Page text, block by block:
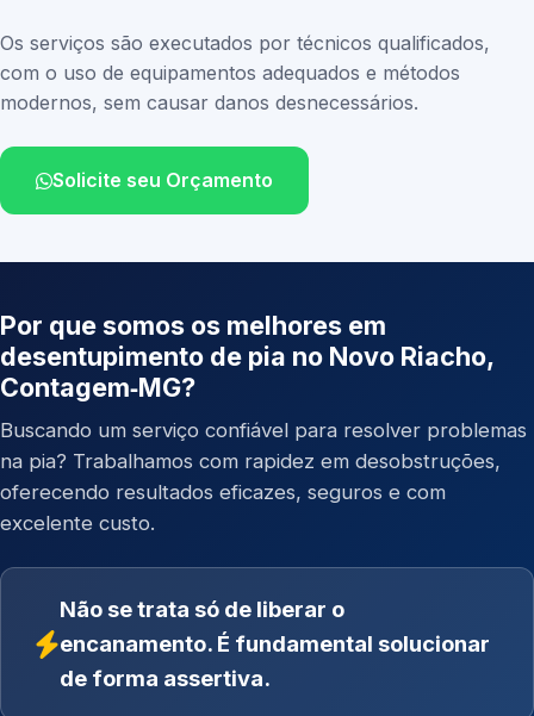
Os serviços são executados por técnicos qualificados,
com o uso de equipamentos adequados e métodos
modernos, sem causar danos desnecessários.
Solicite seu Orçamento
Por que somos os melhores em
desentupimento de pia no Novo Riacho,
Contagem‑MG?
Buscando um serviço confiável para resolver problemas
na pia? Trabalhamos com rapidez em desobstruções,
oferecendo resultados eficazes, seguros e com
excelente custo.
Não se trata só de liberar o
encanamento. É fundamental solucionar
de forma assertiva.